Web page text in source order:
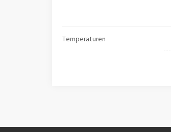
Temperaturen